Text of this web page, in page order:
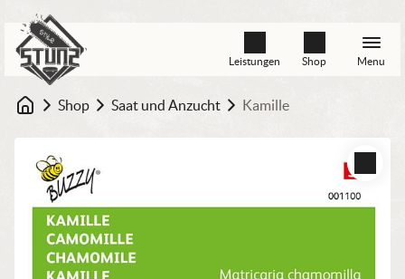
Leistungen Shop Menu
Startseite
Shop Saat und Anzucht Kamille